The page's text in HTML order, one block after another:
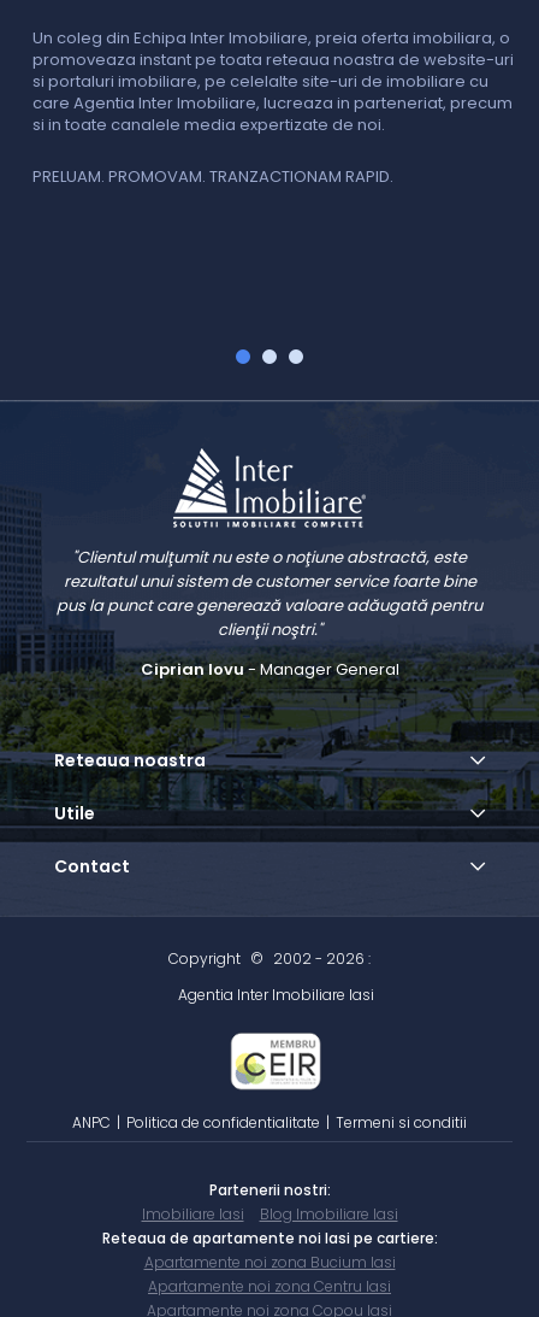
Un coleg din Echipa Inter Imobiliare, preia oferta imobiliara, o
promoveaza instant pe toata reteaua noastra de website-uri
si portaluri imobiliare, pe celelalte site-uri de imobiliare cu
care Agentia Inter Imobiliare, lucreaza in parteneriat, precum
si in toate canalele media expertizate de noi.
PRELUAM. PROMOVAM. TRANZACTIONAM RAPID.
"Clientul mulţumit nu este o noţiune abstractă, este
rezultatul unui sistem de customer service foarte bine
pus la punct care generează valoare adăugată pentru
clienţii noştri."
Ciprian Iovu- Manager General
Reteaua noastra
Utile
Contact
Copyright © 2002 - 2026 :
Agentia Inter Imobiliare Iasi
ANPC | Politica de confidentialitate | Termeni si conditii
Partenerii nostri:
Imobiliare Iasi
Blog Imobiliare Iasi
Reteaua de apartamente noi Iasi pe cartiere:
Apartamente noi zona Bucium Iasi
Apartamente noi zona Centru Iasi
Apartamente noi zona Copou Iasi